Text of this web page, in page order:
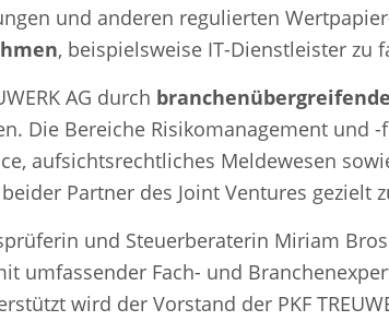
und anderen regulierten
, beispielsweise IT-Dienstleister zu
AG durch
Die Bereiche Risikomanagement und
aufsichtsrechtliches Meldewesen
Partner des Joint Ventures gezielt
und Steuerberaterin Miriam
umfassender Fach- und
wird der Vorstand der PKF